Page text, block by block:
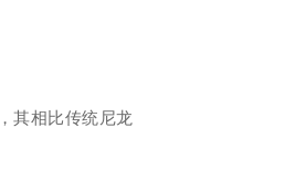
其相比传统尼龙